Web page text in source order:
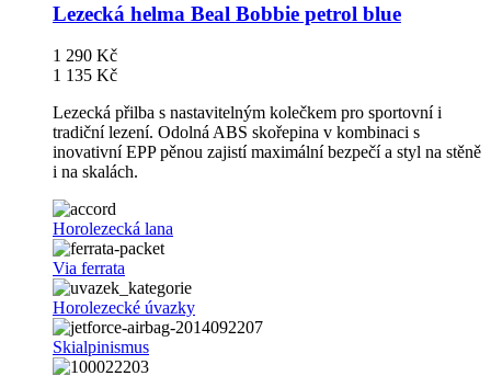
Lezecká helma Beal Bobbie petrol blue
1 290 Kč
1 135 Kč
Lezecká přilba s nastavitelným kolečkem pro sportovní i
tradiční lezení. Odolná ABS skořepina v kombinaci s
inovativní EPP pěnou zajistí maximální bezpečí a styl na stěně
i na skalách.
Horolezecká lana
Via ferrata
Horolezecké úvazky
Skialpinismus